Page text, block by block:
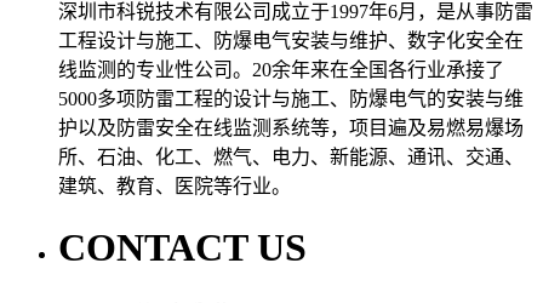
深圳市科锐技术有限公司成立于1997年6月，是从事防雷
工程设计与施工、防爆电气安装与维护、数字化安全在
线监测的专业性公司。20余年来在全国各行业承接了
5000多项防雷工程的设计与施工、防爆电气的安装与维
护以及防雷安全在线监测系统等，项目遍及易燃易爆场
所、石油、化工、燃气、电力、新能源、通讯、交通、
建筑、教育、医院等行业。
CONTACT US